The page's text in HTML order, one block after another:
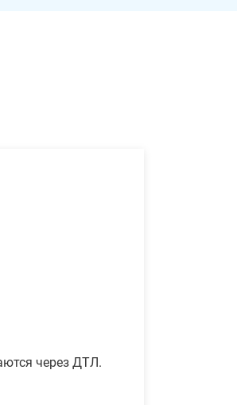
через ДТЛ.